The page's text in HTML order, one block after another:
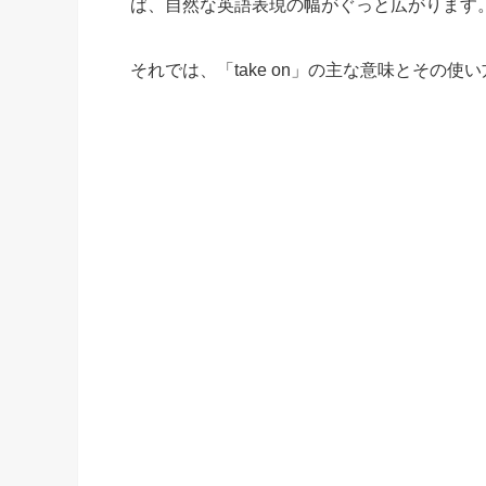
ば、自然な英語表現の幅がぐっと広がります。
それでは、「take on」の主な意味とその使